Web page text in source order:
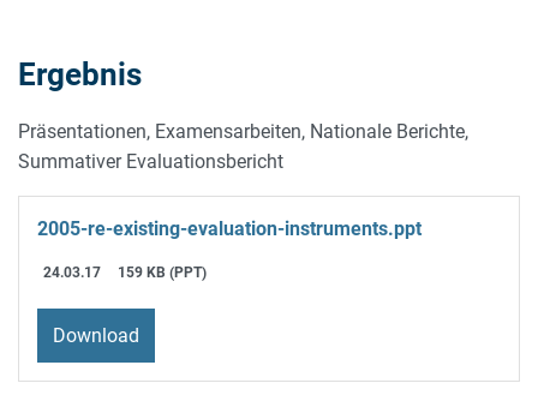
Ergebnis
Präsentationen, Examensarbeiten, Nationale Berichte,
Summativer Evaluationsbericht
2005-re-existing-evaluation-instruments.ppt
24.03.17 159 KB (PPT)
Download